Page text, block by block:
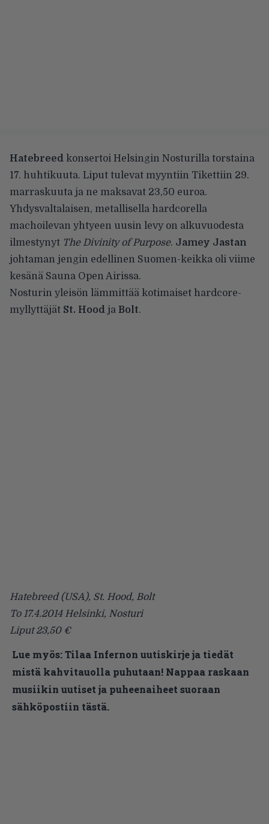
Hatebreed konsertoi Helsingin Nosturilla torstaina
17. huhtikuuta. Liput tulevat myyntiin Tikettiin 29.
marraskuuta ja ne maksavat 23,50 euroa.
Yhdysvaltalaisen, metallisella hardcorella
machoilevan yhtyeen uusin levy on alkuvuodesta
ilmestynyt The Divinity of Purpose. Jamey Jastan
johtaman jengin edellinen Suomen-keikka oli viime
kesänä Sauna Open Airissa.
Nosturin yleisön lämmittää kotimaiset hardcore-
myllyttäjät St. Hood ja Bolt.
Hatebreed (USA), St. Hood, Bolt
To 17.4.2014 Helsinki, Nosturi
Liput 23,50 €
Lue myös:Tilaa Infernon uutiskirje ja tiedät
mistä kahvitauolla puhutaan! Nappaa raskaan
musiikin uutiset ja puheenaiheet suoraan
sähköpostiin tästä.